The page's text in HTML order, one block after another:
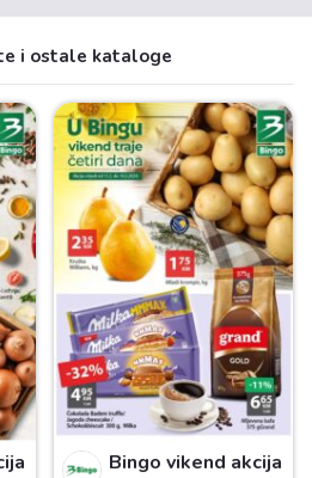
i ostale kataloge
Bingo vikend akcija